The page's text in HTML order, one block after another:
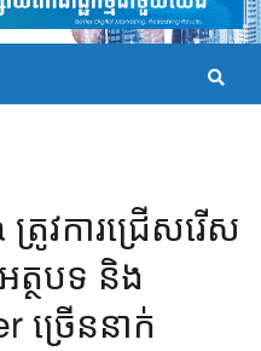
វ​ការ​ជ្រើស​រើស
ត្ថបទ និង​
ច្រើននាក់​